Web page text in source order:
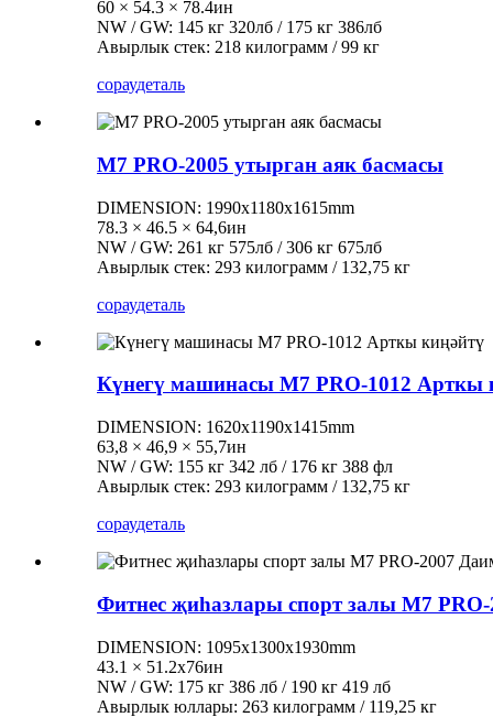
60 × 54.3 × 78.4ин
NW / GW: 145 кг 320лб / 175 кг 386лб
Авырлык стек: 218 килограмм / 99 кг
сораудеталь
M7 PRO-2005 утырган аяк басмасы
DIMENSION: 1990x1180x1615mm
78.3 × 46.5 × 64,6ин
NW / GW: 261 кг 575лб / 306 кг 675лб
Авырлык стек: 293 килограмм / 132,75 кг
сораудеталь
Күнегү машинасы M7 PRO-1012 Арткы
DIMENSION: 1620x1190x1415mm
63,8 × 46,9 × 55,7ин
NW / GW: 155 кг 342 лб / 176 кг 388 фл
Авырлык стек: 293 килограмм / 132,75 кг
сораудеталь
Фитнес җиһазлары спорт залы M7 PRO-
DIMENSION: 1095x1300x1930mm
43.1 × 51.2х76ин
NW / GW: 175 кг 386 лб / 190 кг 419 лб
Авырлык юллары: 263 килограмм / 119,25 кг